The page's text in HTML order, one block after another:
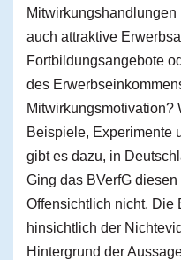
auch attraktive
Fortbildungsangebote
des
Mitwirkungsmotivation?
Beispiele, Experimente
gibt es dazu, in
Ging das BVerfG
Offensichtlich nicht. Die
hinsichtlich der
Hintergrund der